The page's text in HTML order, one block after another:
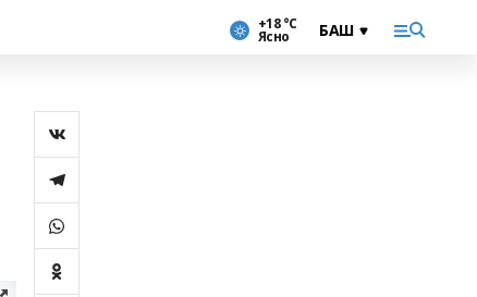
+18 °С
Ясно